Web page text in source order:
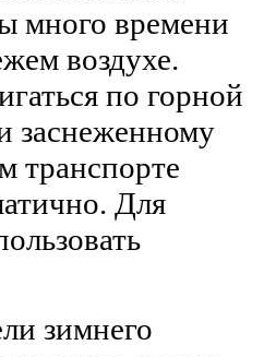
много времени
воздухе.
по горной
заснеженному
транспорте
Для
зимнего